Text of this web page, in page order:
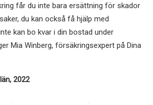
får du inte bara ersättning för skador
du kan också få hjälp med
kan bo kvar i din bostad under
Mia Winberg, försäkringsexpert på Dina
2022